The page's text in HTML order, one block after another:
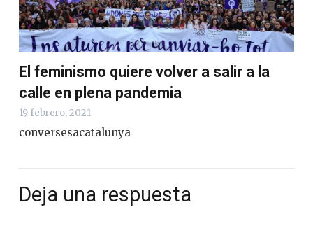
El feminismo quiere volver a salir a la
calle en plena pandemia
19 febrero, 2021
conversesacatalunya
Deja una respuesta